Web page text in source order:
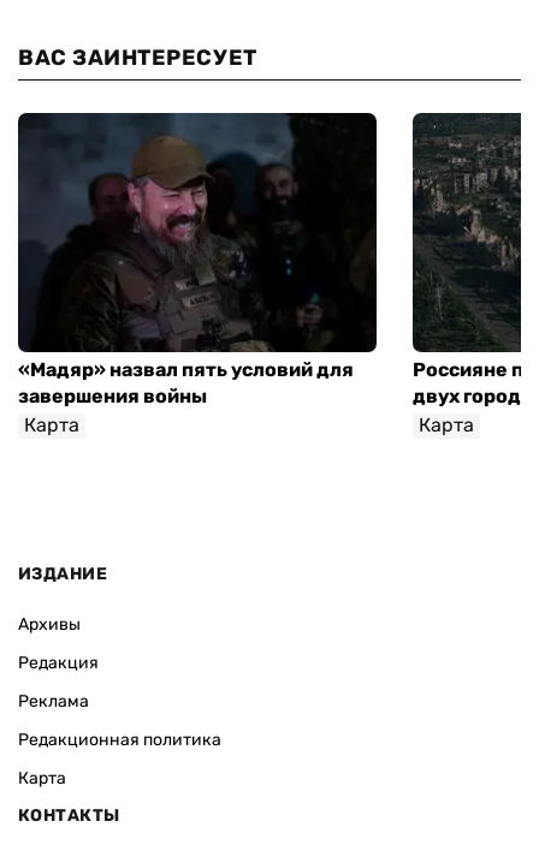
ВАС ЗАИНТЕРЕСУЕТ
«Мадяр» назвал пять условий для
завершения войны
Карта
Россияне
двух
Карта
ИЗДАНИЕ
Архивы
Редакция
Реклама
Редакционная политика
Карта
КОНТАКТЫ